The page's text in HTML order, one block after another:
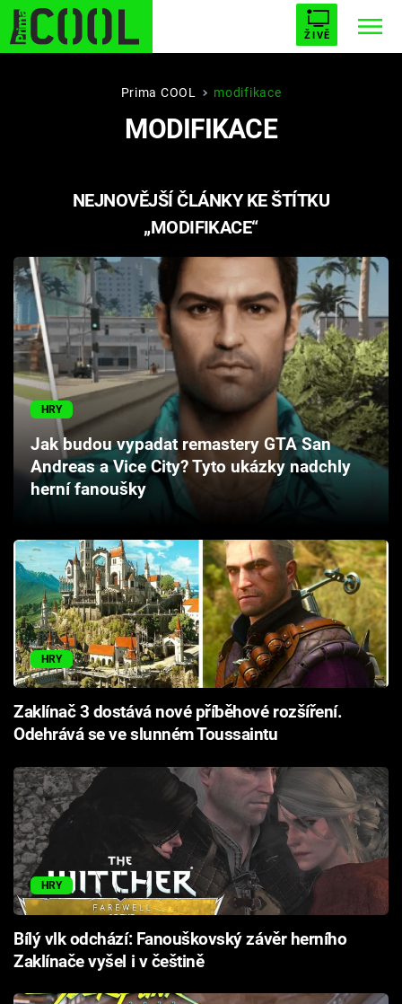
ŽIVĚ
STARHOUSE BUFFY, PŘEMOŽITELKA UPÍRŮ
PLNEJ KOTEL AVENGERS 5
Filmy
Seriály
Hry
Cool Esport
Pořady
Sledujte prima+
Přihlášení
Sledujte nás
Prima COOL modifikace
MODIFIKACE
NEJNOVĚJŠÍ ČLÁNKY KE ŠTÍTKU
„MODIFIKACE“
HRY
Jak budou vypadat remastery GTA San
Andreas a Vice City? Tyto ukázky nadchly
herní fanoušky
HRY
Zaklínač 3 dostává nové příběhové rozšíření.
Odehrává se ve slunném Toussaintu
HRY
Bílý vlk odchází: Fanouškovský závěr herního
Zaklínače vyšel i v češtině